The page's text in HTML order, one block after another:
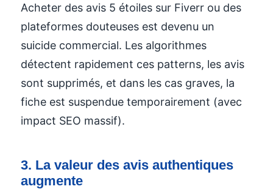
Acheter des avis 5 étoiles sur Fiverr ou des
plateformes douteuses est devenu un
suicide commercial. Les algorithmes
détectent rapidement ces patterns, les avis
sont supprimés, et dans les cas graves, la
fiche est suspendue temporairement (avec
impact SEO massif).
3. La valeur des avis authentiques
augmente